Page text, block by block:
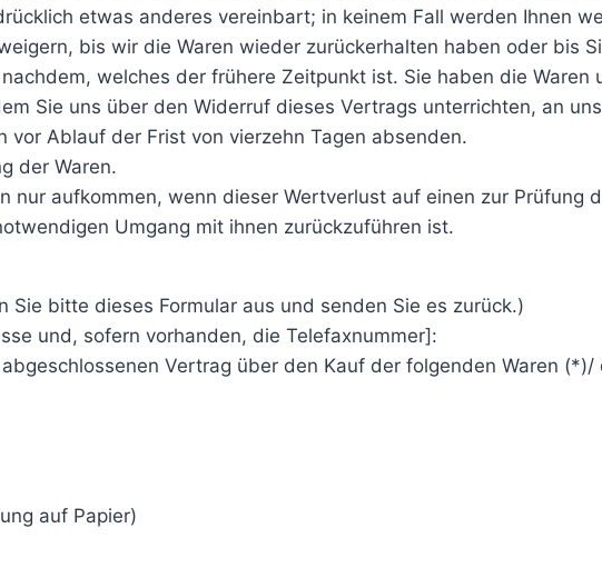
etwas anderes vereinbart; in keinem Fall werden Ihnen
bis wir die Waren wieder zurückerhalten haben oder bis
welches der frühere Zeitpunkt ist. Sie haben die Waren
Sie uns über den Widerruf dieses Vertrags unterrichten, an
Ablauf der Frist von vierzehn Tagen absenden.
der Waren.
nur aufkommen, wenn dieser Wertverlust auf einen zur Prüfung
Umgang mit ihnen zurückzuführen ist.
bitte dieses Formular aus und senden Sie es zurück.)
und, sofern vorhanden, die Telefaxnummer]:
Vertrag über den Kauf der folgenden Waren (*)/
auf Papier)